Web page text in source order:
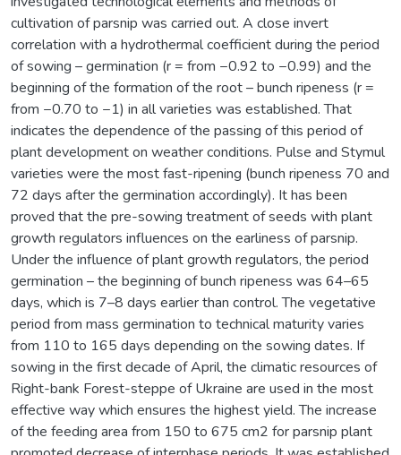
cultivation of parsnip was carried out. A close invert
correlation with a hydrothermal coefficient during the period
of sowing – germination (r = from −0.92 to −0.99) and the
beginning of the formation of the root – bunch ripeness (r =
from −0.70 to −1) in all varieties was established. That
indicates the dependence of the passing of this period of
plant development on weather conditions. Pulse and Stymul
varieties were the most fast-ripening (bunch ripeness 70 and
72 days after the germination accordingly). It has been
proved that the pre-sowing treatment of seeds with plant
growth regulators influences on the earliness of parsnip.
Under the influence of plant growth regulators, the period
germination – the beginning of bunch ripeness was 64–65
days, which is 7–8 days earlier than control. The vegetative
period from mass germination to technical maturity varies
from 110 to 165 days depending on the sowing dates. If
sowing in the first decade of April, the climatic resources of
Right-bank Forest-steppe of Ukraine are used in the most
effective way which ensures the highest yield. The increase
of the feeding area from 150 to 675 cm2 for parsnip plant